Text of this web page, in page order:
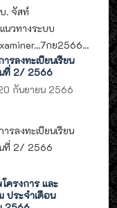
. จัสท์
นวทางระบบ
กย2566...
รลงทะเบียนเรียน
นที่ 2/ 2566
กันยายน 2566
รลงทะเบียนเรียน
นที่ 2/ 2566
ครงการ และ
ประจำเดือน